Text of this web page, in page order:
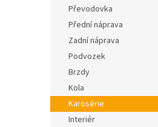
l
Převodovka
Přední náprava
Zadní náprava
Podvozek
Brzdy
Kola
Karosérie
Interiér